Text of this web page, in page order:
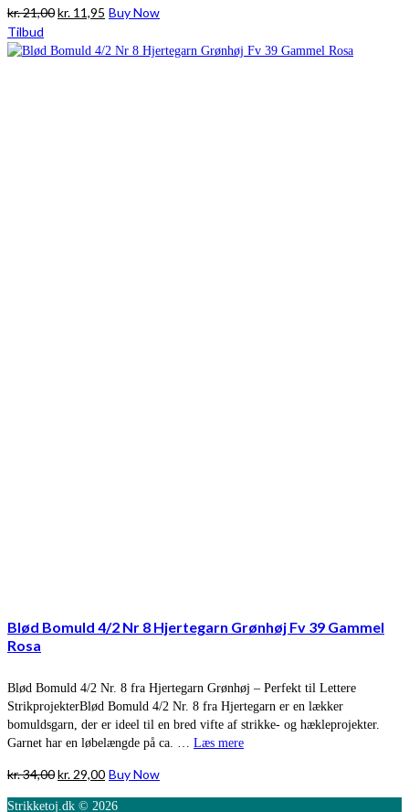
kr.21,00Den
pris
kr. 11,95 Den
pris
Buy Now
Tilbud
Blød Bomuld 4/2 Nr 8 Hjertegarn Grønhøj Fv 39 Gammel
Rosa
Blød Bomuld 4/2 Nr. 8 fra Hjertegarn Grønhøj – Perfekt til Lettere
StrikprojekterBlød Bomuld 4/2 Nr. 8 fra Hjertegarn er en lækker
bomuldsgarn, der er ideel til en bred vifte af strikke- og hækleprojekter.
Garnet har en løbelængde på ca. … Læs mere
kr.34,00Den
kr. 29,00Den
Buy Now
Strikketoj.dk © 2026